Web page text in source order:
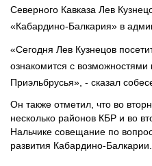
Северного Кавказа Лев
«Кабардино-Балкария» в
«Сегодня Лев Кузнецов
ознакомится с
Приэльбрусья», - сказал
Он также отметил, что во
несколько районов КБР и во
Нальчике совещание по
развития Кабардино-Балкарии.